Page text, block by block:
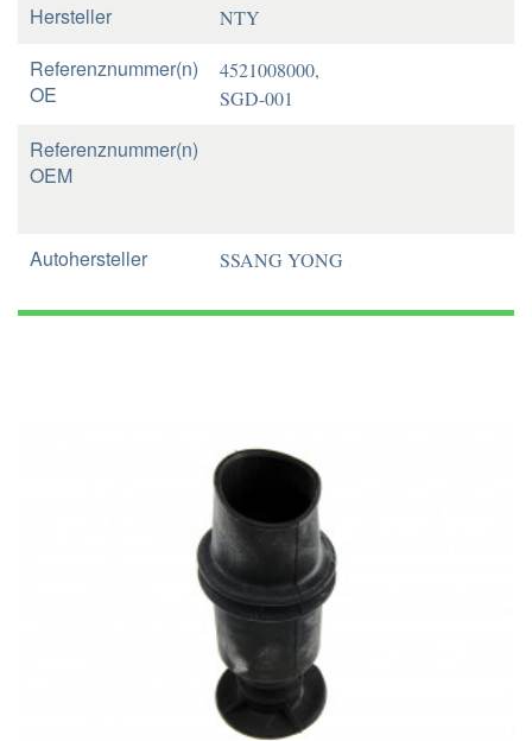
Hersteller NTY
Referenznummer(n)
OE
4521008000,
SGD-001
Referenznummer(n)
OEM
Autohersteller SSANG YONG